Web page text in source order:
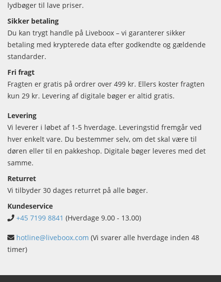
lydbøger til lave priser.
Sikker betaling
Du kan trygt handle på Liveboox – vi garanterer sikker
betaling med krypterede data efter godkendte og gældende
standarder.
Fri fragt
Fragten er gratis på ordrer over 499 kr. Ellers koster fragten
kun 29 kr. Levering af digitale bøger er altid gratis.
Levering
Vi leverer i løbet af 1-5 hverdage. Leveringstid fremgår ved
hver enkelt vare. Du bestemmer selv, om det skal være til
døren eller til en pakkeshop. Digitale bøger leveres med det
samme.
Returret
Vi tilbyder 30 dages returret på alle bøger.
Kundeservice
+45 7199 8841 (Hverdage 9.00 - 13.00)
hotline@liveboox.com (Vi svarer alle hverdage inden 48
timer)